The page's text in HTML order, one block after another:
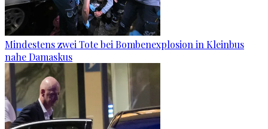
Mindestens zwei Tote bei Bombenexplosion in Kleinbus
nahe Damaskus